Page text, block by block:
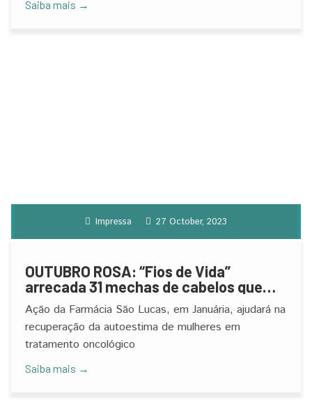
Saiba mais →
Impressa 27 October, 2023
OUTUBRO ROSA: “Fios de Vida”
arrecada 31 mechas de cabelos que
serão transformados em perucas para
pacientes do HDG
Ação da Farmácia São Lucas, em Januária, ajudará na
recuperação da autoestima de mulheres em
tratamento oncológico
Saiba mais →